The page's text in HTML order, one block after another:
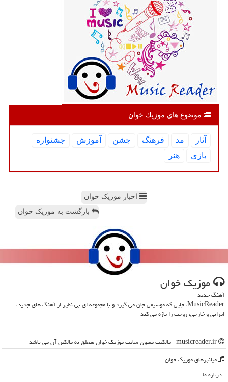
موضوع های موزیك خوان
آثار مد فرهنگ جشن آموزش
جشنواره
بازی
هنر
اخبار موزیک خوان
بازگشت به موزیک خوان
موزیك خوان
آهنگ جدید
MusicReader، جایی که موسیقی جان می گیرد و با مجموعه ای بی نظیر از آهنگ های جدید،
ایرانی و خارجی، روحت را تازه می کند
میانبرهای موزیك خوان
درباره ما